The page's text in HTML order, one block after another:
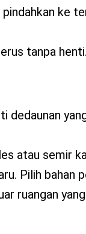
ke
tanpa henti.
dedaunan
atau semir
Pilih bahan
ruangan